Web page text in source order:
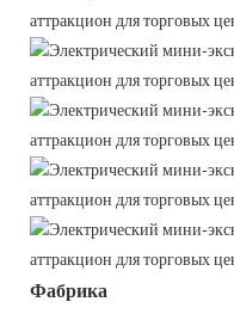
Фабрика